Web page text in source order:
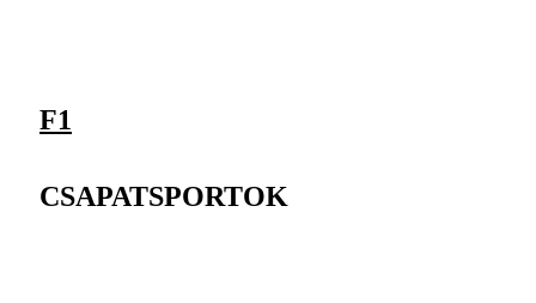
F1
CSAPATSPORTOK